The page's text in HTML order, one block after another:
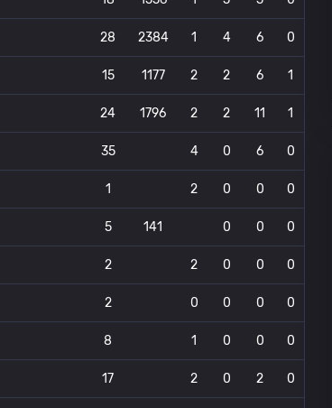
28 2384 1 4 6 0
15 1177 2 2 6 1
24 1796 2 2 11 1
35 4 0 6 0
1 2 0 0 0
5 141 0 0 0
2 2 0 0 0
2 0 0 0 0
8 1 0 0 0
17 2 0 2 0